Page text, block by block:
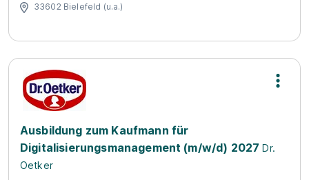
33602 Bielefeld (u.a.)
Ausbildung zum Kaufmann für
Digitalisierungsmanagement (m/w/d) 2027 Dr.
Oetker